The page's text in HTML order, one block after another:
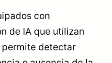
con
de IA que utilizan
permite detectar